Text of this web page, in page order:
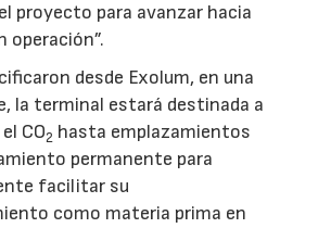
proyecto para avanzar hacia
operación”.
desde Exolum, en una
la terminal estará destinada a
CO2 hasta emplazamientos
permanente para
facilitar su
como materia prima en